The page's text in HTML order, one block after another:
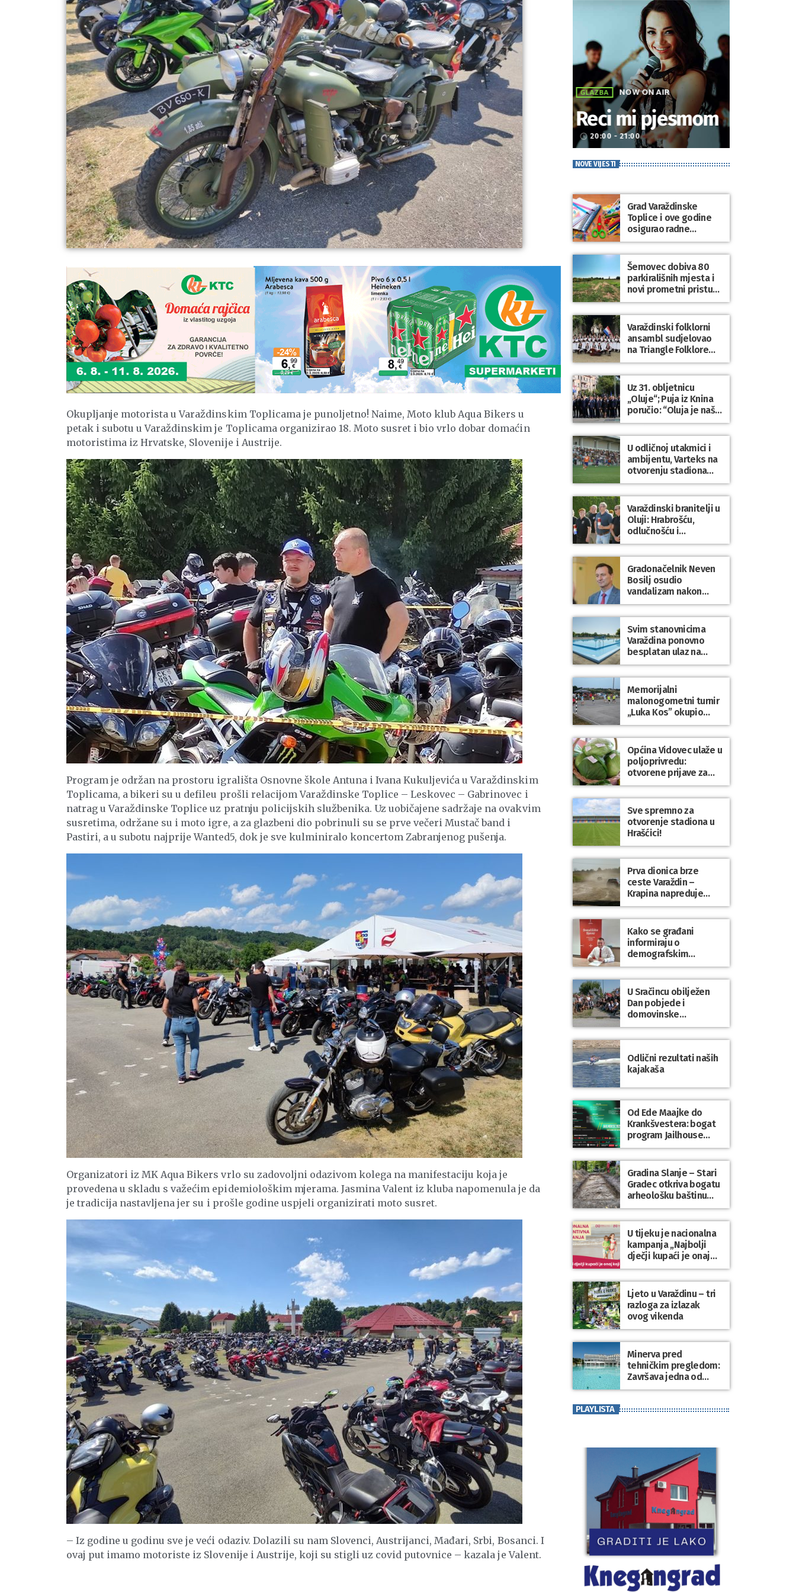
Okupljanje motorista u Varaždinskim Toplicama je punoljetno! Naime, Moto klub Aqua Bikers u
petak i subotu u Varaždinskim je Toplicama organizirao 18. Moto susret i bio vrlo dobar domaćin
motoristima iz Hrvatske, Slovenije i Austrije.
Program je održan na prostoru igrališta Osnovne škole Antuna i Ivana Kukuljevića u Varaždinskim
Toplicama, a bikeri su u defileu prošli relacijom Varaždinske Toplice – Leskovec – Gabrinovec i
natrag u Varaždinske Toplice uz pratnju policijskih službenika. Uz uobičajene sadržaje na ovakvim
susretima, održane su i moto igre, a za glazbeni dio pobrinuli su se prve večeri Mustač band i
Pastiri, a u subotu najprije Wanted5, dok je sve kulminiralo koncertom Zabranjenog pušenja.
Organizatori iz MK Aqua Bikers vrlo su zadovoljni odazivom kolega na manifestaciju koja je
provedena u skladu s važećim epidemiološkim mjerama. Jasmina Valent iz kluba napomenula je da
je tradicija nastavljena jer su i prošle godine uspjeli organizirati moto susret.
– Iz godine u godinu sve je veći odaziv. Dolazili su nam Slovenci, Austrijanci, Mađari, Srbi, Bosanci. I
ovaj put imamo motoriste iz Slovenije i Austrije, koji su stigli uz covid putovnice – kazala je Valent.
GLAZBA NOW ON AIR
Reci mi pjesmom
access_time 20:00 - 21:00
NOVE VIJESTI
Grad Varaždinske
Toplice i ove godine
osigurao radne
bilježnice i dodatni
obrazovni materijal za
sve osnovnoškolce
Šemovec dobiva 80
parkirališnih mjesta i
novi prometni pristup
groblju
Varaždinski folklorni
ansambl sudjelovao
na Triangle Folklore
Festivalu u Danskoj
Uz 31. obljetnicu
„Oluje“; Puja iz Knina
poručio: “Oluja je naša
najveća pobjeda,
simbol slobode i
zajedništva!”
U odličnoj utakmici i
ambijentu, Varteks na
otvorenju stadiona
odigrao 1:1 s
Mariborom
Varaždinski branitelji u
Oluji: Hrabrošću,
odlučnošću i
zajedništvom do
slobodne Hrvatske!
Gradonačelnik Neven
Bosilj osudio
vandalizam nakon
utakmice NK Varaždin
– HNK Hajduk Split
Svim stanovnicima
Varaždina ponovno
besplatan ulaz na
Gradske bazene i
Gradsko kupalište na
Dravi
Memorijalni
malonogometni turnir
„Luka Kos” okupio
brojne ekipe i
posjetitelje u Sudovcu
Općina Vidovec ulaže u
poljoprivredu:
otvorene prijave za
općinske potpore
Sve spremno za
otvorenje stadiona u
Hrašćici!
Prva dionica brze
ceste Varaždin –
Krapina napreduje
prema planu
Kako se građani
informiraju o
demografskim
mjerama? Sudjelujte u
istraživanju!
U Sračincu obilježen
Dan pobjede i
domovinske
zahvalnosti te Dan
hrvatskih branitelja
Odlični rezultati naših
kajakaša
Od Ede Maajke do
Krankšvestera: bogat
program Jailhouse
Festivala 2026. u
Lepoglavi
Gradina Slanje – Stari
Gradec otkriva bogatu
arheološku baštinu
Varaždinske županije
U tijeku je nacionalna
kampanja „Najbolji
dječji kupaći je onaj
koji se nosi“
Ljeto u Varaždinu – tri
razloga za izlazak
ovog vikenda
Minerva pred
tehničkim pregledom:
Završava jedna od
najvećih investicija u
Varaždinske županije
PLAYLISTA